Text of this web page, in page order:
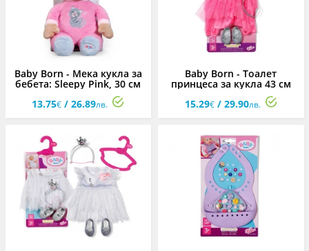
Baby Born - Мека кукла за
бебета: Sleepy Pink, 30 см
13.75€ / 26.89лв.
Baby Born - Тоалет
принцеса за кукла 43 см
15.29€/ 29.90лв.